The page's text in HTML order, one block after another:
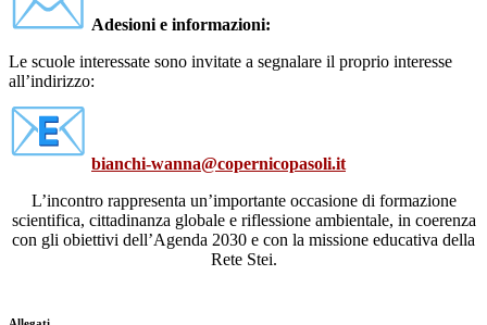
Adesioni e informazioni:
Le scuole interessate sono invitate a segnalare il proprio interesse
all’indirizzo:
bianchi-wanna@copernicopasoli.it
L’incontro rappresenta un’importante occasione di formazione
scientifica, cittadinanza globale e riflessione ambientale, in coerenza
con gli obiettivi dell’Agenda 2030 e con la missione educativa della
Rete Stei.